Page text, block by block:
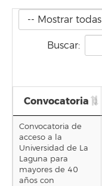
Buscar:
Convocatoria
Convocatoria de
acceso a la
Universidad de La
Laguna para
mayores de 40
años con